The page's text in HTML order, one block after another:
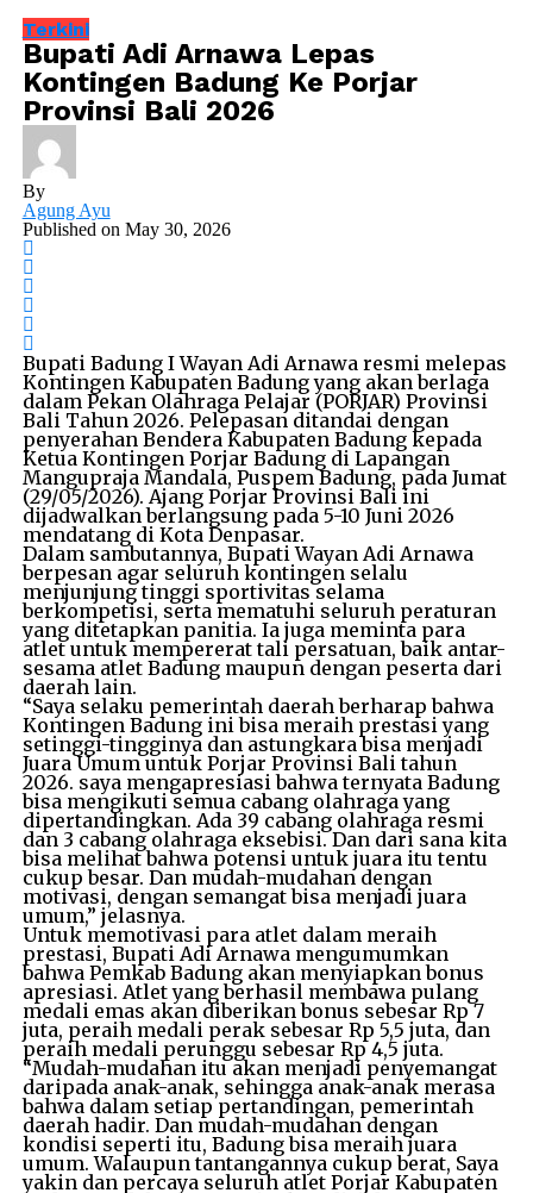
Terkini
Bupati Adi Arnawa Lepas
Kontingen Badung Ke Porjar
Provinsi Bali 2026
By
Agung Ayu
Published on May 30, 2026
Bupati Badung I Wayan Adi Arnawa resmi melepas
Kontingen Kabupaten Badung yang akan berlaga
dalam Pekan Olahraga Pelajar (PORJAR) Provinsi
Bali Tahun 2026. Pelepasan ditandai dengan
penyerahan Bendera Kabupaten Badung kepada
Ketua Kontingen Porjar Badung di Lapangan
Mangupraja Mandala, Puspem Badung, pada Jumat
(29/05/2026). Ajang Porjar Provinsi Bali ini
dijadwalkan berlangsung pada 5-10 Juni 2026
mendatang di Kota Denpasar.
Dalam sambutannya, Bupati Wayan Adi Arnawa
berpesan agar seluruh kontingen selalu
menjunjung tinggi sportivitas selama
berkompetisi, serta mematuhi seluruh peraturan
yang ditetapkan panitia. Ia juga meminta para
atlet untuk mempererat tali persatuan, baik antar-
sesama atlet Badung maupun dengan peserta dari
daerah lain.
“Saya selaku pemerintah daerah berharap bahwa
Kontingen Badung ini bisa meraih prestasi yang
setinggi-tingginya dan astungkara bisa menjadi
Juara Umum untuk Porjar Provinsi Bali tahun
2026. saya mengapresiasi bahwa ternyata Badung
bisa mengikuti semua cabang olahraga yang
dipertandingkan. Ada 39 cabang olahraga resmi
dan 3 cabang olahraga eksebisi. Dan dari sana kita
bisa melihat bahwa potensi untuk juara itu tentu
cukup besar. Dan mudah-mudahan dengan
motivasi, dengan semangat bisa menjadi juara
umum,” jelasnya.
Untuk memotivasi para atlet dalam meraih
prestasi, Bupati Adi Arnawa mengumumkan
bahwa Pemkab Badung akan menyiapkan bonus
apresiasi. Atlet yang berhasil membawa pulang
medali emas akan diberikan bonus sebesar Rp 7
juta, peraih medali perak sebesar Rp 5,5 juta, dan
peraih medali perunggu sebesar Rp 4,5 juta.
“Mudah-mudahan itu akan menjadi penyemangat
daripada anak-anak, sehingga anak-anak merasa
bahwa dalam setiap pertandingan, pemerintah
daerah hadir. Dan mudah-mudahan dengan
kondisi seperti itu, Badung bisa meraih juara
umum. Walaupun tantangannya cukup berat, Saya
yakin dan percaya seluruh atlet Porjar Kabupaten